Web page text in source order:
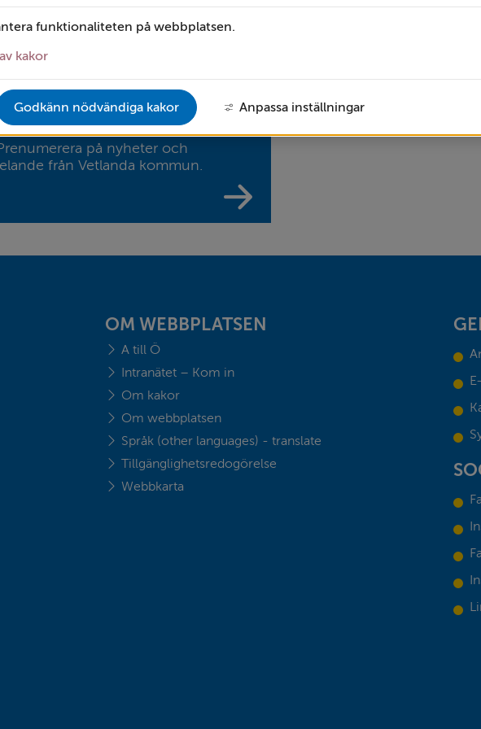
funktionaliteten på webbplatsen.
kakor
Godkänn nödvändiga kakor Anpassa inställningar
finns det tillsvidare inget hopptorn i Hårdasjö i Landsbro.
låg.
på vetlanda.se
på nyheter och
från Vetlanda kommun.
OM WEBBPLATSEN
A till Ö
Intranätet – Kom in
Om kakor
Om webbplatsen
Språk (other languages) - translate
Tillgänglighetsredogörelse
Webbkarta